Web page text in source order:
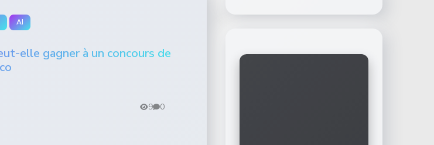
AI
elle gagner à un concours de
9 0